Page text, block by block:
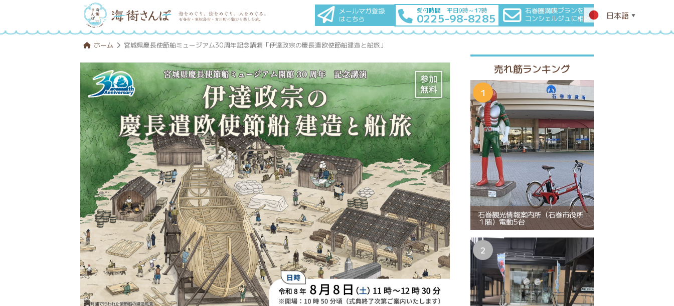
メールマガ登録
はこちら
受付時間 平日9時～17時
0225-98-8285
石巻圏満喫プランを
コンシェルジュに相談
ホーム 宮城県慶長使節船ミュージアム30周年記念講演「伊達政宗の慶長遣欧使節船建造と船旅」
売れ筋ランキング
石巻観光情報案内所（石巻市役所
１階）電動5台
日本語 ▼